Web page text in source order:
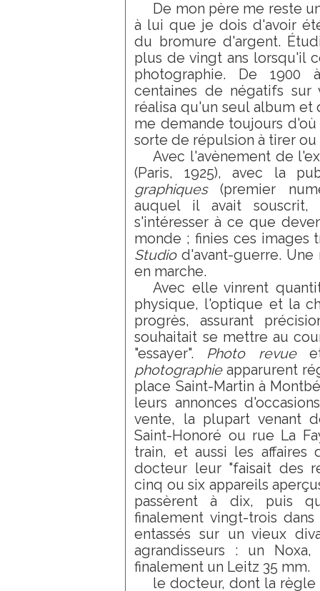
De mon père me reste
à lui que je dois d'avoir
du bromure d'argent.
plus de vingt ans lorsqu'il
photographie. De
centaines de négatifs
réalisa qu'un seul album et
me demande toujours
sorte de répulsion à tirer ou
Avec l'avènement de
(Paris, 1925), avec la
graphiques(premier
auquel il avait
s'intéresser à ce que
monde ; finies ces images
Studiod'avant-guerre. Une
en marche.
Avec elle vinrent
physique, l'optique et la
progrès, assurant
souhaitait se mettre au
"essayer". Photo revue
photographieapparurent
place Saint-Martin à
leurs annonces
vente, la plupart venant
Saint-Honoré ou rue La
train, et aussi les affaires
docteur leur "faisait des
cinq ou six appareils
passèrent à dix, puis
finalement vingt-trois
entassés sur un vieux
agrandisseurs : un
finalement un Leitz 35 mm.
le docteur, dont la règle